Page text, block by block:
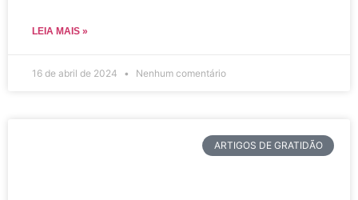
LEIA MAIS »
16 de abril de 2024 Nenhum comentário
ARTIGOS DE GRATIDÃO